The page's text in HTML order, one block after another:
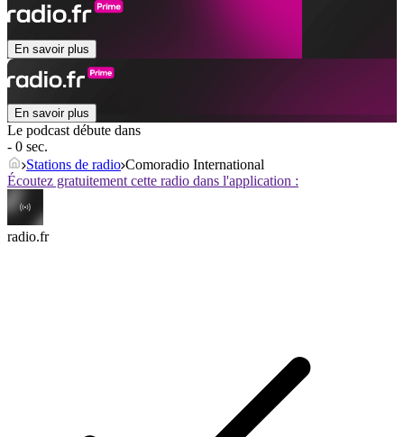
En savoir plus
En savoir plus
Le podcast débute dans
- 0 sec.
Stations de radio Comoradio International
Écoutez gratuitement cette radio dans l'application :
radio.fr